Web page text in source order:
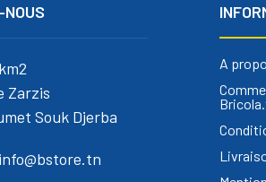
Zarzis
Souk Djerba
A